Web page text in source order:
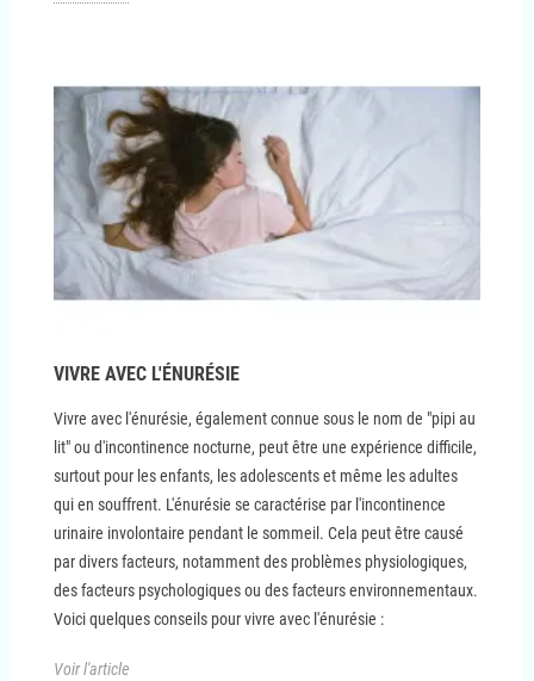
VIVRE AVEC L'ÉNURÉSIE
Vivre avec l'énurésie, également connue sous le nom de "pipi au
lit" ou d'incontinence nocturne, peut être une expérience difficile,
surtout pour les enfants, les adolescents et même les adultes
qui en souffrent. L'énurésie se caractérise par l'incontinence
urinaire involontaire pendant le sommeil. Cela peut être causé
par divers facteurs, notamment des problèmes physiologiques,
des facteurs psychologiques ou des facteurs environnementaux.
Voici quelques conseils pour vivre avec l'énurésie :
Voir l'article